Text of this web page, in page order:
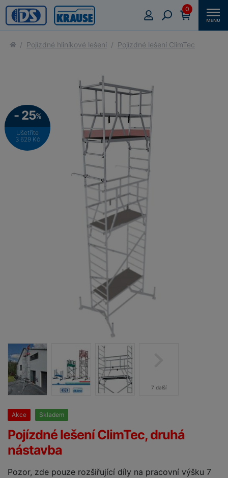
0
Pojízdné hliníkové lešení Pojízdné lešení ClimTec
7 další
- 25%
Ušetříte
3 629 Kč
Akce Skladem
Pojízdné lešení ClimTec, druhá
nástavba
Pozor, zde pouze rozšiřující díly na pracovní výšku 7